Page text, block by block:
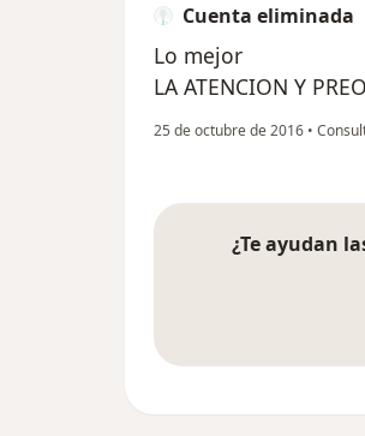
Cuenta eliminada
Lo mejor
LA ATENCION Y
25 de octubre de 2016 •
¿Te ayudan